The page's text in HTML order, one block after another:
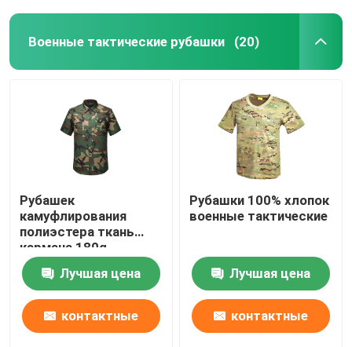
Военные тактические рубашки (20)
Рубашек
камуфлирования
полиэстера ткань
кармана 180g
Breathable военных
тактических Multi
Лучшая цена
контактные
Рубашки 100% хлопок
военные тактические
Лучшая цена
контактные